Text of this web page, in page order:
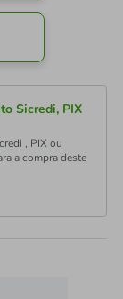
Sicredi, PIX
, PIX ou
a compra deste